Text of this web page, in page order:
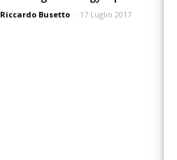
Riccardo Busetto - 17 Luglio 2017